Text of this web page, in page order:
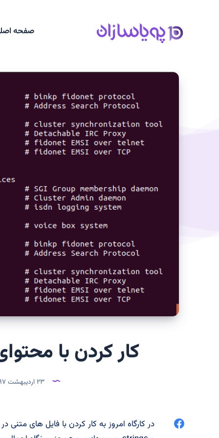
صفحه
کار کردن با
۲۳ اردیبهشت ۱۳۹۷
اشتراک